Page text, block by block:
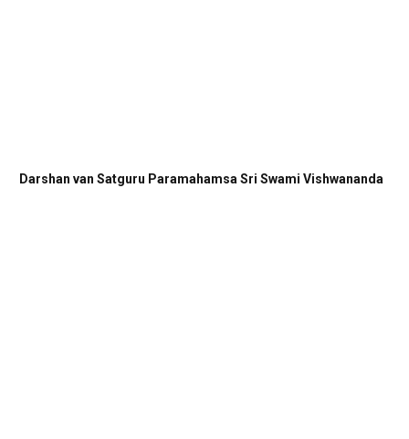
Darshan van Satguru Paramahamsa Sri Swami Vishwananda